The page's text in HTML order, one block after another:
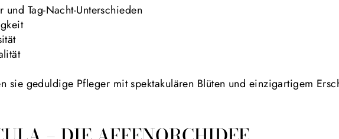
und Tag-Nacht-Unterschieden
sie geduldige Pfleger mit spektakulären Blüten und einzigartigem